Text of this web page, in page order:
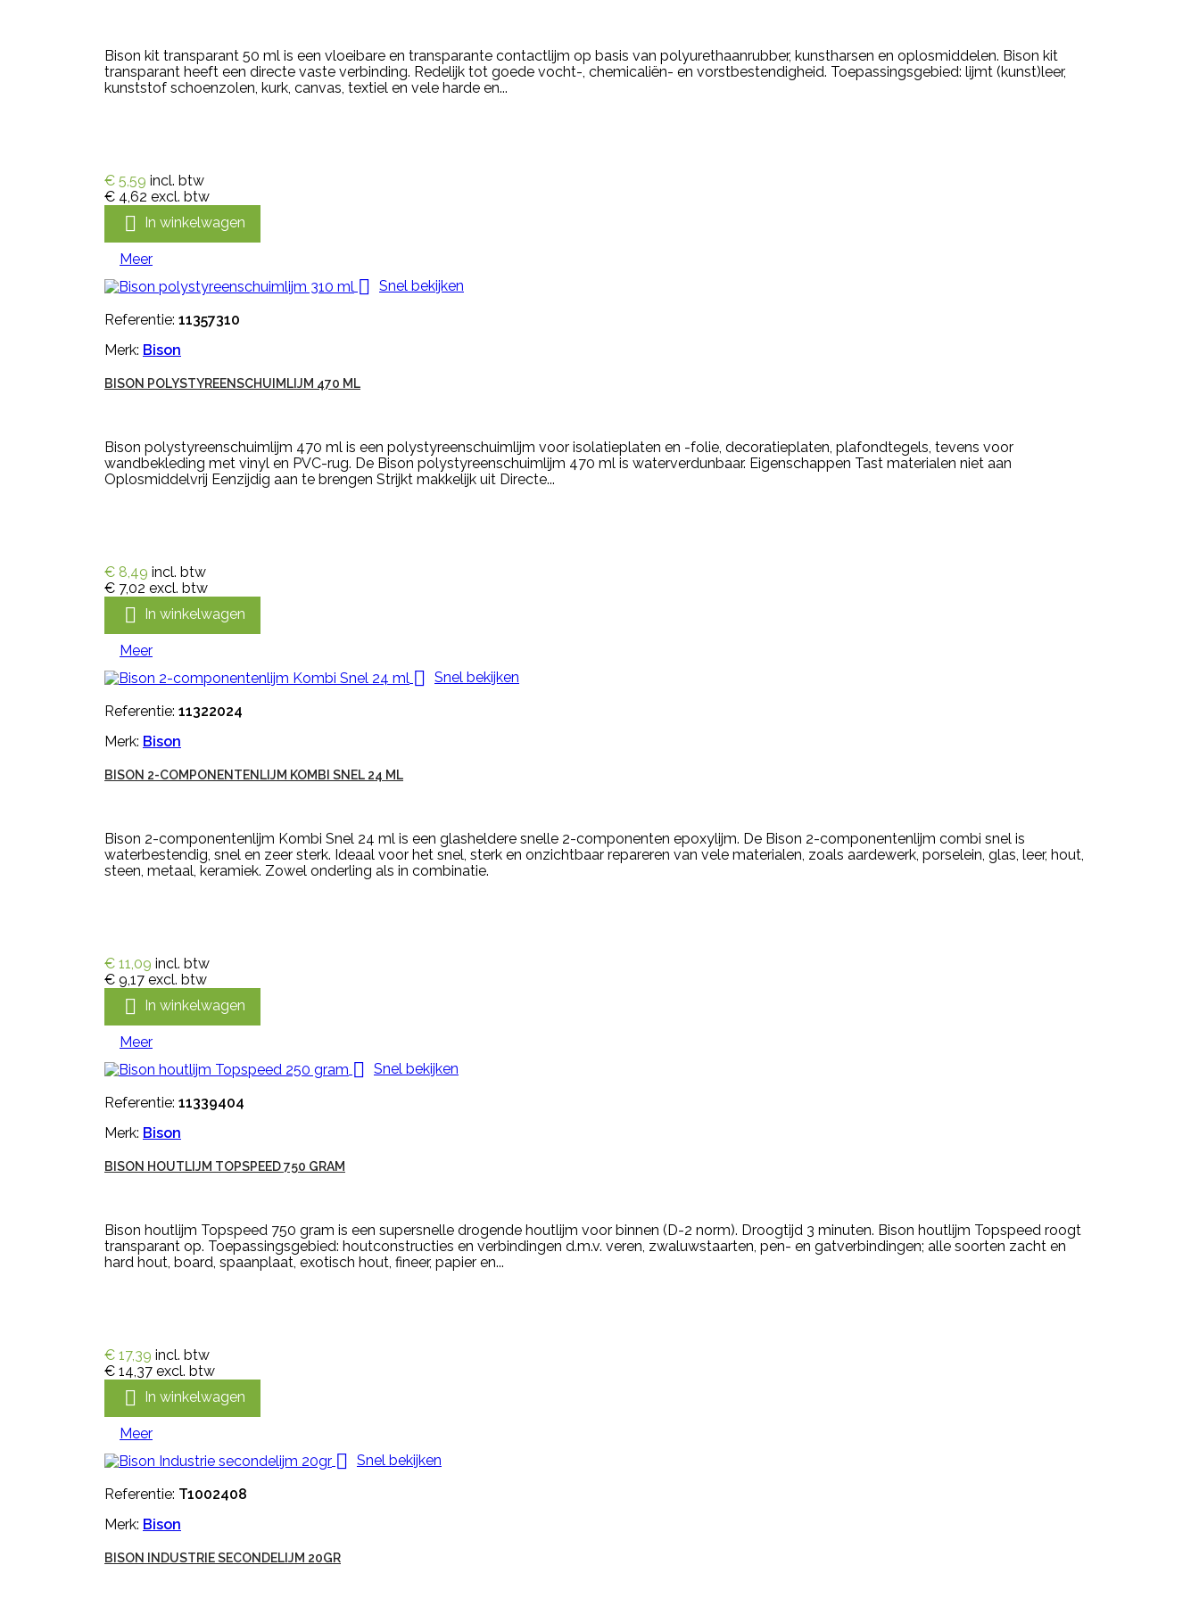
Bison kit transparant 50 ml is een vloeibare en transparante contactlijm op basis van polyurethaanrubber, kunstharsen en oplosmiddelen. Bison kit
transparant heeft een directe vaste verbinding. Redelijk tot goede vocht-, chemicaliën- en vorstbestendigheid. Toepassingsgebied: lijmt (kunst)leer,
kunststof schoenzolen, kurk, canvas, textiel en vele harde en...
€ 5,59 incl. btw
€ 4,62 excl. btw
 In winkelwagen
Meer
 Snel bekijken
Referentie: 11357310
Merk: Bison
BISON POLYSTYREENSCHUIMLIJM 470 ML
Bison polystyreenschuimlijm 470 ml is een polystyreenschuimlijm voor isolatieplaten en -folie, decoratieplaten, plafondtegels, tevens voor
wandbekleding met vinyl en PVC-rug. De Bison polystyreenschuimlijm 470 ml is waterverdunbaar. Eigenschappen Tast materialen niet aan
Oplosmiddelvrij Eenzijdig aan te brengen Strijkt makkelijk uit Directe...
€ 8,49 incl. btw
€ 7,02 excl. btw
 In winkelwagen
Meer
 Snel bekijken
Referentie: 11322024
Merk: Bison
BISON 2-COMPONENTENLIJM KOMBI SNEL 24 ML
Bison 2-componentenlijm Kombi Snel 24 ml is een glasheldere snelle 2-componenten epoxylijm. De Bison 2-componentenlijm combi snel is
waterbestendig, snel en zeer sterk. Ideaal voor het snel, sterk en onzichtbaar repareren van vele materialen, zoals aardewerk, porselein, glas, leer, hout,
steen, metaal, keramiek. Zowel onderling als in combinatie.
€ 11,09 incl. btw
€ 9,17 excl. btw
 In winkelwagen
Meer
 Snel bekijken
Referentie: 11339404
Merk: Bison
BISON HOUTLIJM TOPSPEED 750 GRAM
Bison houtlijm Topspeed 750 gram is een supersnelle drogende houtlijm voor binnen (D-2 norm). Droogtijd 3 minuten. Bison houtlijm Topspeed roogt
transparant op. Toepassingsgebied: houtconstructies en verbindingen d.m.v. veren, zwaluwstaarten, pen- en gatverbindingen; alle soorten zacht en
hard hout, board, spaanplaat, exotisch hout, fineer, papier en...
€ 17,39 incl. btw
€ 14,37 excl. btw
 In winkelwagen
Meer
 Snel bekijken
Referentie: T1002408
Merk: Bison
BISON INDUSTRIE SECONDELIJM 20GR